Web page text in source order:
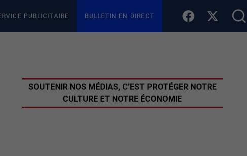
PUBLICITAIRE BULLETIN EN DIRECT
SOUTENIR NOS MÉDIAS, C’EST PROTÉGER NOTRE
CULTURE ET NOTRE ÉCONOMIE